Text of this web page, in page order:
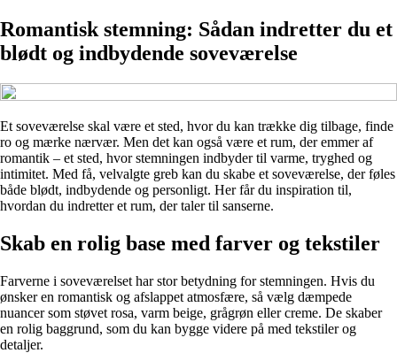
Romantisk stemning: Sådan indretter du et
blødt og indbydende soveværelse
Et soveværelse skal være et sted, hvor du kan trække dig tilbage, finde
ro og mærke nærvær. Men det kan også være et rum, der emmer af
romantik – et sted, hvor stemningen indbyder til varme, tryghed og
intimitet. Med få, velvalgte greb kan du skabe et soveværelse, der føles
både blødt, indbydende og personligt. Her får du inspiration til,
hvordan du indretter et rum, der taler til sanserne.
Skab en rolig base med farver og tekstiler
Farverne i soveværelset har stor betydning for stemningen. Hvis du
ønsker en romantisk og afslappet atmosfære, så vælg dæmpede
nuancer som støvet rosa, varm beige, grågrøn eller creme. De skaber
en rolig baggrund, som du kan bygge videre på med tekstiler og
detaljer.